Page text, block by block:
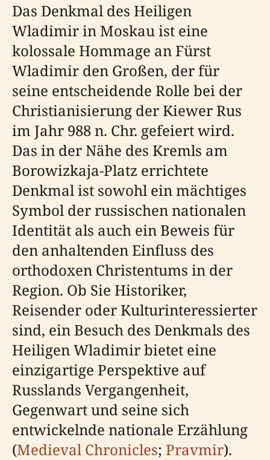
Das Denkmal des Heiligen
Wladimir in Moskau ist eine
kolossale Hommage an Fürst
Wladimir den Großen, der für
seine entscheidende Rolle bei der
Christianisierung der Kiewer Rus
im Jahr 988 n. Chr. gefeiert wird.
Das in der Nähe des Kremls am
Borowizkaja-Platz errichtete
Denkmal ist sowohl ein mächtiges
Symbol der russischen nationalen
Identität als auch ein Beweis für
den anhaltenden Einfluss des
orthodoxen Christentums in der
Region. Ob Sie Historiker,
Reisender oder Kulturinteressierter
sind, ein Besuch des Denkmals des
Heiligen Wladimir bietet eine
einzigartige Perspektive auf
Russlands Vergangenheit,
Gegenwart und seine sich
entwickelnde nationale Erzählung
(Medieval Chronicles; Pravmir).